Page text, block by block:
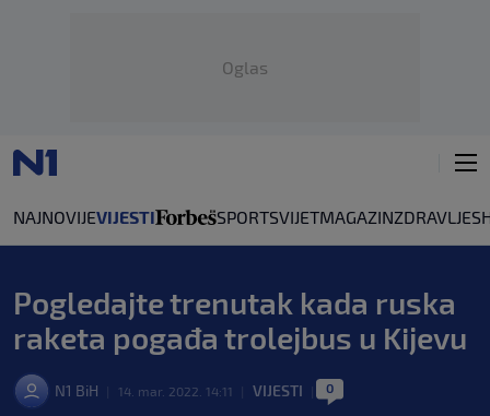
Oglas
NAJNOVIJEVIJESTI SPORTSVIJETMAGAZINZDRAVLJE
EkonomijaKulturaRegijaCrna hronikaObrazovanjeVrijeme
Pogledajte trenutak kada ruska
raketa pogađa trolejbus u Kijevu
N1 BiH 14. mar. 2022. 14:11 VIJESTI 0